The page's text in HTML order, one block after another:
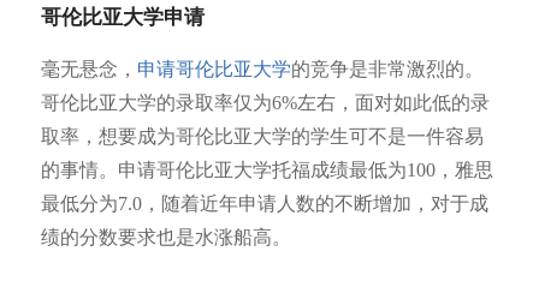
哥伦比亚大学申请
毫无悬念， 申请哥伦比亚大学的竞争是非常激烈的。
哥伦比亚大学的录取率仅为6%左右，面对如此低的录
取率，想要成为哥伦比亚大学的学生可不是一件容易
的事情。申请哥伦比亚大学托福成绩最低为100，雅思
最低分为7.0，随着近年申请人数的不断增加，对于成
绩的分数要求也是水涨船高。